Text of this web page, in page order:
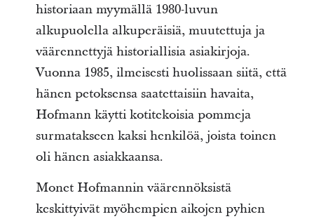
historiaan myymällä 1980-luvun
alkupuolella alkuperäisiä, muutettuja ja
väärennettyjä historiallisia asiakirjoja.
Vuonna 1985, ilmeisesti huolissaan siitä, että
hänen petoksensa saatettaisiin havaita,
Hofmann käytti kotitekoisia pommeja
surmatakseen kaksi henkilöä, joista toinen
oli hänen asiakkaansa.
Monet Hofmannin väärennöksistä
keskittyivät myöhempien aikojen pyhien